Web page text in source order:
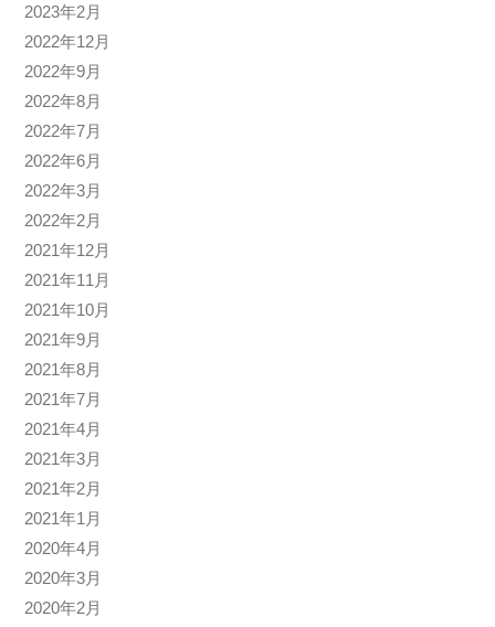
2023年2月
2022年12月
2022年9月
2022年8月
2022年7月
2022年6月
2022年3月
2022年2月
2021年12月
2021年11月
2021年10月
2021年9月
2021年8月
2021年7月
2021年4月
2021年3月
2021年2月
2021年1月
2020年4月
2020年3月
2020年2月